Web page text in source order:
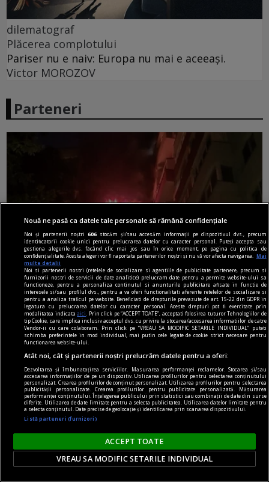
dilematograf
Plăcerea complotului
Pariser nu e naiv: Europa nu mai e aceeași.
Victor MOROZOV
Parteneri
Incendiu puternic într-un bloc din București. 20
de persoane s-au autoevacuat, două au fost
scoase de pompieri
Un incendiu puternic a izbucnit, vineri seară,
într-un bloc din București, pe strada Constantin
Brâncoveanu, la intersecția cu strada Nițu Vasile.
Focul ar fi pornit de la materiale depozitate în
balconul unui apartament și s-a extins ulterior în
locuință.
Nouă ne pasă ca datele tale personale să rămână confidențiale
Noi și partenerii noștri606 stocăm și/sau accesăm informații pe dispozitivul dvs., precum
identificatorii cookie unici pentru prelucrarea datelor cu caracter personal. Puteți accepta sau
gestiona alegerile dvs. făcând clic mai jos sau în orice moment, pe pagina cu politica de
confidențialitate. Aceste alegeri vor fi raportate partenerilor noștri și nu vă vor afecta navigarea.
Mai
multe detalii
Noi si partenerii nostri (retelele de socializare si agentiile de publicitate partenere, precum si
furnizorii nostri de servicii de date analitice) prelucram date pentru a permite website-ului sa
functioneze, pentru a personaliza continutul si anunturile publicitare afisate in functie de
interesele si/sau profilul dvs., pentru a va oferi functionalitati aferente retelelor de socializare si
pentru a analiza traficul pe website. Beneficiati de drepturile prevazute de art. 15-22 din GDPR in
legatura cu prelucrarea datelor cu caracter personal. Aceste drepturi pot fi exercitate prin
modalitatea indicataaici
. Prin click pe “ACCEPT TOATE”, acceptati folosirea tuturor Tehnologiilor de
tip Cookie, care implica inclusiv acceptul dvs. cu privire la stocarea/accesarea informatiilor de catre
Vendor-ii cu care colaboram. Prin click pe “VREAU SA MODIFIC SETARILE INDIVIDUAL” puteti
schimba preferintele in mod individual, mai putin cele legate de cookie strict necesare pentru
functionarea website-ului.
Atât noi, cât și partenerii noștri prelucrăm datele pentru a oferi:
Dezvoltarea și îmbunătățirea serviciilor. Măsurarea performanței reclamelor. Stocarea și/sau
accesarea informațiilor de pe un dispozitiv. Utilizarea profilurilor pentru selectarea conținutului
personalizat. Crearea profilurilor de conținut personalizat. Utilizarea profilurilor pentru selectarea
publicității personalizate. Crearea profilurilor pentru publicitate personalizată. Măsurarea
performanței conținutului. Înțelegerea publicului prin statistici sau combinații de date din surse
diferite. Utilizarea de date limitate pentru a selecta publicitatea. Utilizarea datelor limitate pentru
a selecta conținutul. Date precise de geolocație și identificarea prin scanarea dispozitivului.
Listă parteneri (furnizori)
ACCEPT TOATE
VREAU SA MODIFIC SETARILE INDIVIDUAL